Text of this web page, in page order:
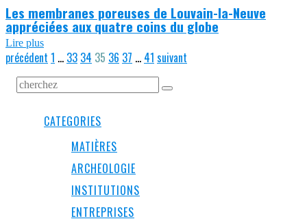
Les membranes poreuses de Louvain-la-Neuve
appréciées aux quatre coins du globe
Lire plus
précédent 1 … 33 34 35 36 37 … 41 suivant
CATEGORIES
MATIÈRES
ARCHEOLOGIE
INSTITUTIONS
ENTREPRISES